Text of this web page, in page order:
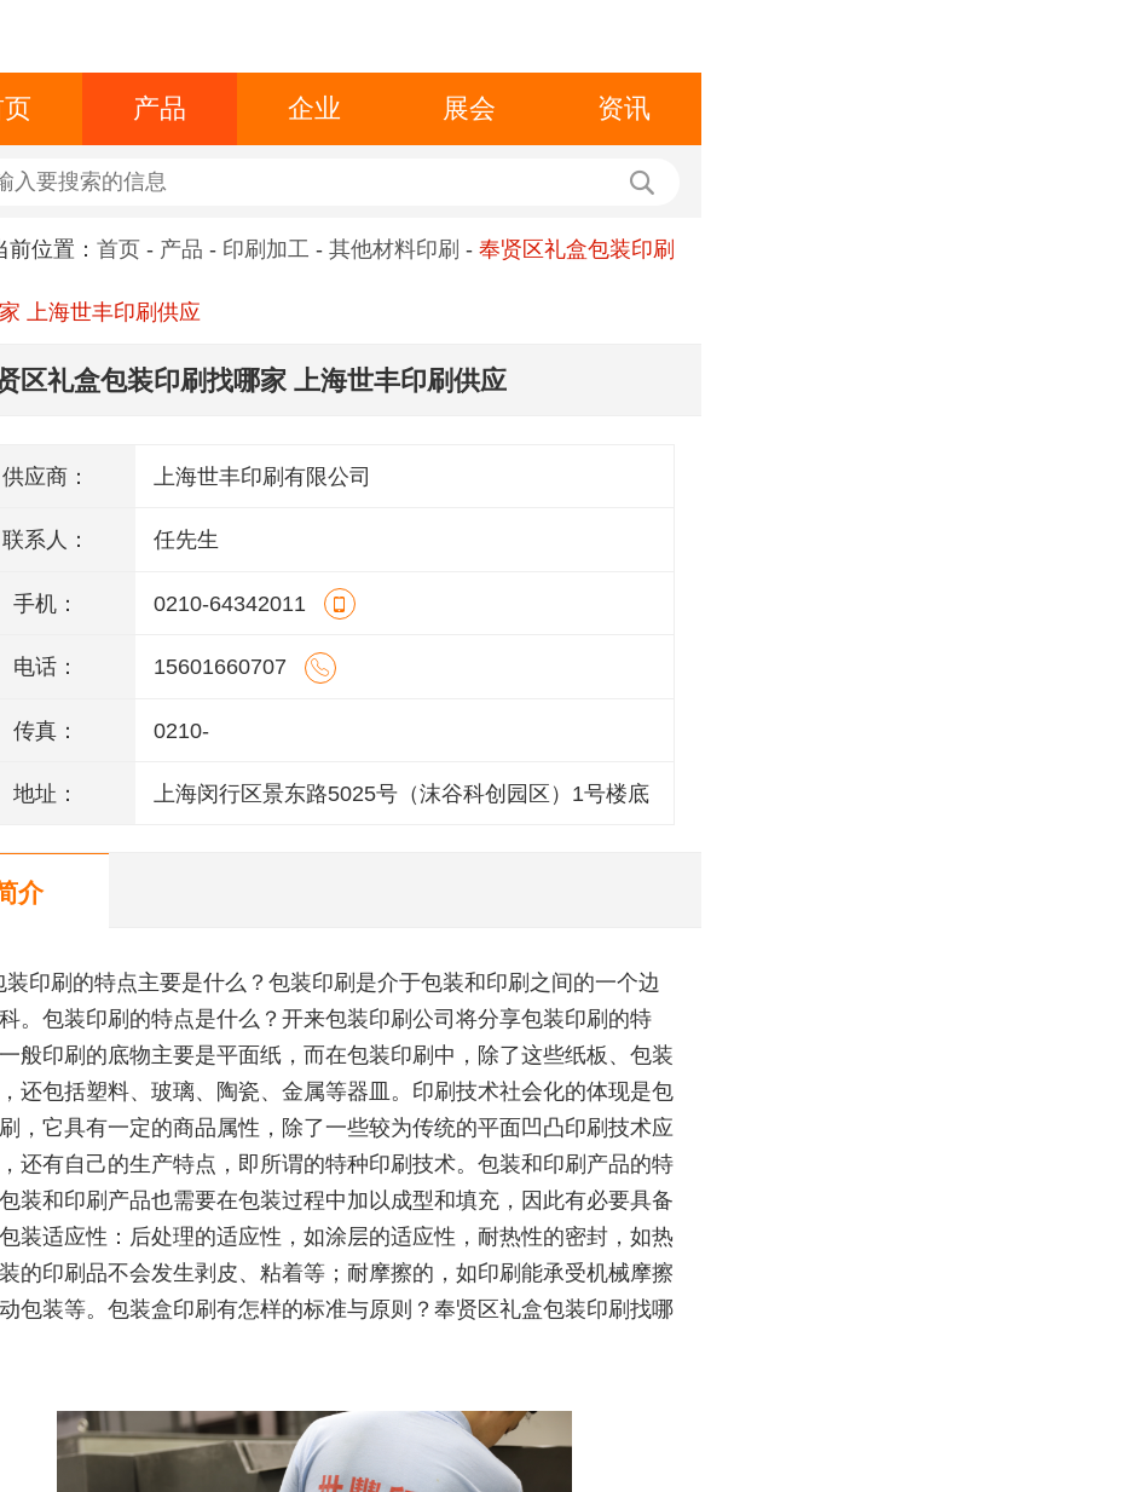
产品 企业 展会 资讯
前位置： 首页 - 产品 - 印刷加工 - 其他材料印刷 - 奉贤区礼盒包装印刷
上海世丰印刷供应
区礼盒包装印刷找哪家 上海世丰印刷供应
供应商： 上海世丰印刷有限公司
联系人： 任先生
手机： 0210-64342011
电话： 15601660707
传真： 0210-
地址： 上海闵行区景东路5025号（沫谷科创园区）1号楼底
介
装印刷的特点主要是什么？包装印刷是介于包装和印刷之间的一个边
。包装印刷的特点是什么？开来包装印刷公司将分享包装印刷的特
般印刷的底物主要是平面纸，而在包装印刷中，除了这些纸板、包装
还包括塑料、玻璃、陶瓷、金属等器皿。印刷技术社会化的体现是包
，它具有一定的商品属性，除了一些较为传统的平面凹凸印刷技术应
还有自己的生产特点，即所谓的特种印刷技术。包装和印刷产品的特
装和印刷产品也需要在包装过程中加以成型和填充，因此有必要具备
装适应性：后处理的适应性，如涂层的适应性，耐热性的密封，如热
的印刷品不会发生剥皮、粘着等；耐摩擦的，如印刷能承受机械摩擦
包装等。包装盒印刷有怎样的标准与原则？奉贤区礼盒包装印刷找哪